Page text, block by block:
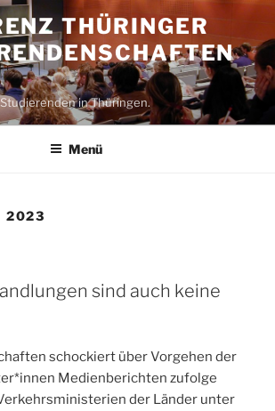
THÜRINGER
in Thüringen.
Menü
2023
sind auch keine
schockiert über Vorgehen der
Medienberichten zufolge
der Länder unter